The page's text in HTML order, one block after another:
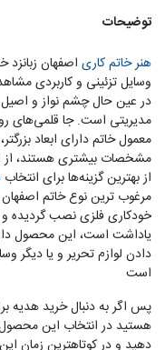
توضیحات
هنر خاتم کاری اصفهان
وسایل تزئینی و کاربردی
در عین حال چشم نواز و
مدیریتی است. جا قلمی‌های
معمول خاتم دارای ابعاد
مشخصات بیشتری هستند، از
از بهترین گزینه‌ها برای انتخاب
خودکاری فلزی نصب گردیده و
یاداشت است، این محصول
دادن لوازم تحریر و یا دیگر
است
پس اگر به دنبال خرید هدیه
هستید در انتخاب این